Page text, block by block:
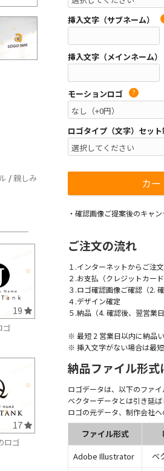
/親しみ
19
ゴ
17
ロゴ
挿入文字（サブネーム）
挿入文字（メインネーム）
モーションロゴ ?
ロゴタイプ（文字）セッ
・確認画像ご提案後のキャ
ご注文の流れ
１.インターネットからご注文
２.お支払（クレジットカー
３.ロゴ確認画像ご確認（2.
４.デザイン確定
５.納品（4. 確認後、翌営業
※ 最短 2 営業日以内に納品い
※ 挿入文字がない場合は最短
納品ファイル形式
ロゴデータは、以下のファイ
ベクターデータとは引き延
ロゴの元データ、制作会社
ファイル形式
Adobe Illustrator
ベ